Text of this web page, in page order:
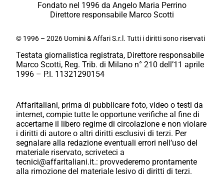
Fondato nel 1996 da Angelo Maria Perrino
Direttore responsabile Marco Scotti
© 1996 – 2026 Uomini & Affari S.r.l. Tutti i diritti sono riservati
Testata giornalistica registrata, Direttore responsabile
Marco Scotti, Reg. Trib. di Milano n° 210 dell’11 aprile
1996 – P.I. 11321290154
Affaritaliani, prima di pubblicare foto, video o testi da
internet, compie tutte le opportune verifiche al fine di
accertarne il libero regime di circolazione e non violare
i diritti di autore o altri diritti esclusivi di terzi. Per
segnalare alla redazione eventuali errori nell’uso del
materiale riservato, scriveteci a
tecnici@affaritaliani.it.: provvederemo prontamente
alla rimozione del materiale lesivo di diritti di terzi.